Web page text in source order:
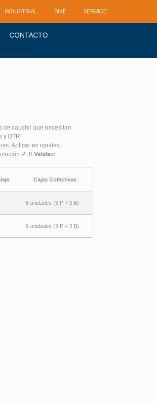
INDUSTRIAL BIKE SERVICE
CONTACTO
de caucho que necesitan
OTR.
Aplicar en iguales
P+B. Validez:
Cajas Colectivas
6 unidades (3 P + 3 B)
6 unidades (3 P + 3 B)